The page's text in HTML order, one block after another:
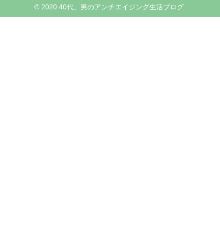
© 2020 40代、男のアンチエイジング生活ブログ.